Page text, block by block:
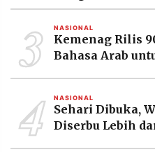
3 NASIONAL
Kemenag Rilis
Bahasa Arab
4 NASIONAL
Sehari Dibuka,
Diserbu Lebih